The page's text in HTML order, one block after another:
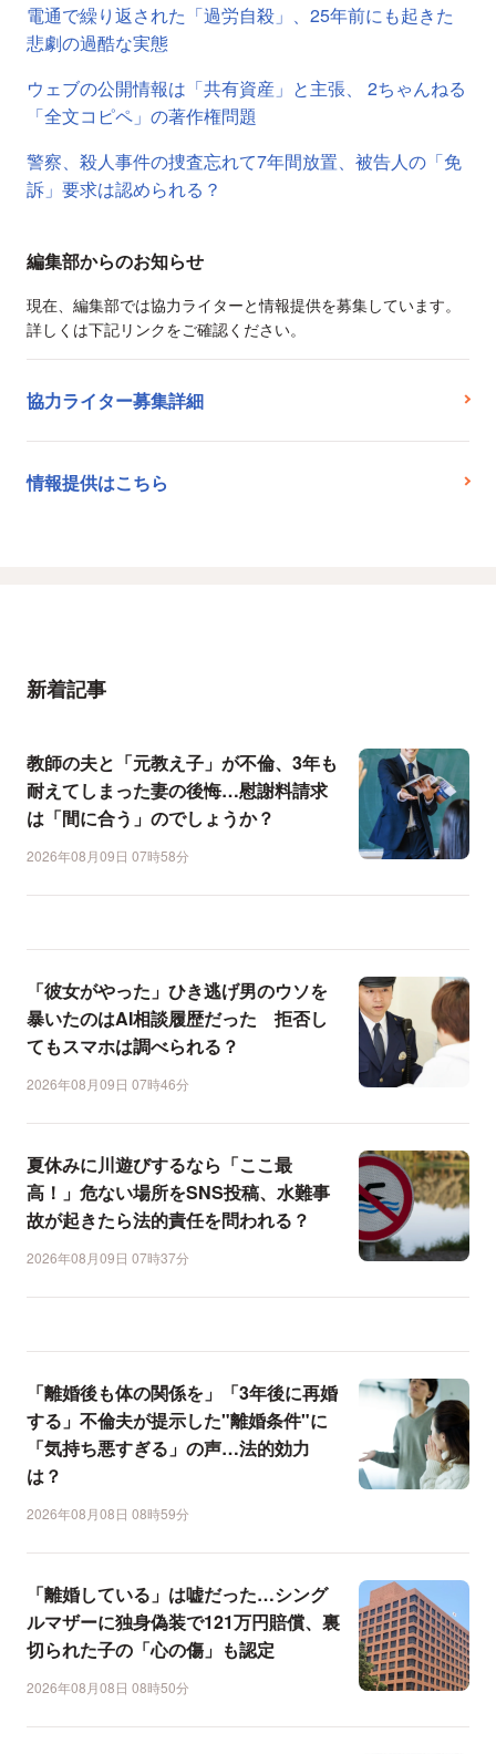
電通で繰り返された「過労自殺」、25年前にも起きた
悲劇の過酷な実態
ウェブの公開情報は「共有資産」と主張、 2ちゃんねる
「全文コピペ」の著作権問題
警察、殺人事件の捜査忘れて7年間放置、被告人の「免
訴」要求は認められる？
編集部からのお知らせ
現在、編集部では協力ライターと情報提供を募集しています。
詳しくは下記リンクをご確認ください。
協力ライター募集詳細
情報提供はこちら
新着記事
教師の夫と「元教え子」が不倫、3年も
耐えてしまった妻の後悔…慰謝料請求
は「間に合う」のでしょうか？
2026年08月09日 07時58分
「彼女がやった」ひき逃げ男のウソを
暴いたのはAI相談履歴だった 拒否し
てもスマホは調べられる？
2026年08月09日 07時46分
夏休みに川遊びするなら「ここ最
高！」危ない場所をSNS投稿、水難事
故が起きたら法的責任を問われる？
2026年08月09日 07時37分
「離婚後も体の関係を」「3年後に再婚
する」不倫夫が提示した"離婚条件"に
「気持ち悪すぎる」の声…法的効力
は？
2026年08月08日 08時59分
「離婚している」は嘘だった…シング
ルマザーに独身偽装で121万円賠償、裏
切られた子の「心の傷」も認定
2026年08月08日 08時50分